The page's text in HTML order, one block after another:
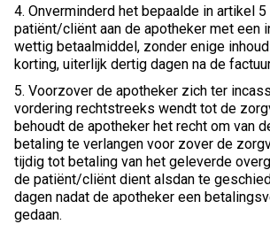
4. Onverminderd het bepaalde in artikel
patiënt/cliënt aan de apotheker met een
wettig betaalmiddel, zonder enige
korting, uiterlijk dertig dagen na de
5. Voorzover de apotheker zich ter
vordering rechtstreeks wendt tot de
behoudt de apotheker het recht om van
betaling te verlangen voor zover de
tijdig tot betaling van het geleverde
de patiënt/cliënt dient alsdan te
dagen nadat de apotheker een
gedaan.